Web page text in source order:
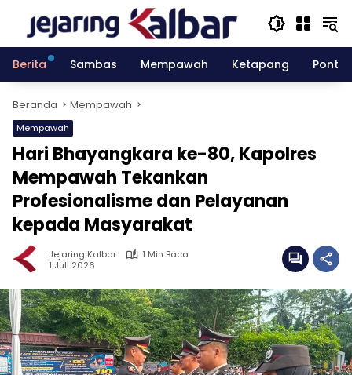
konten
Berita
Sambas Mempawah Ketapang
Beranda Mempawah
Mempawah
Hari Bhayangkara ke-80, Kapolres
Mempawah Tekankan
Profesionalisme dan Pelayanan
kepada Masyarakat
Jejaring Kalbar
1 Min Baca
1 Juli 2026